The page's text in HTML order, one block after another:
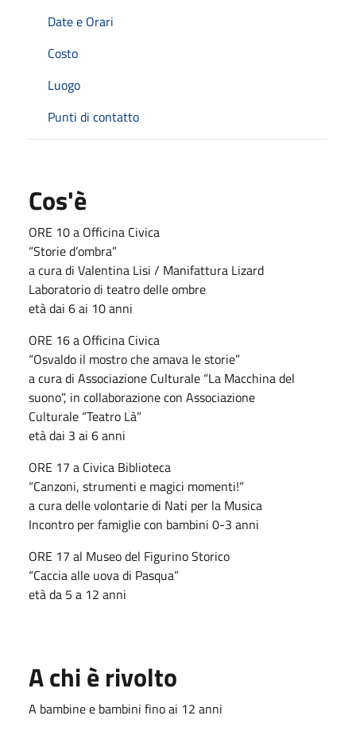
Date e Orari
Costo
Luogo
Punti di contatto
Cos'è
ORE 10 a Officina Civica
“Storie d’ombra”
a cura di Valentina Lisi / Manifattura Lizard
Laboratorio di teatro delle ombre
età dai 6 ai 10 anni
ORE 16 a Officina Civica
“Osvaldo il mostro che amava le storie”
a cura di Associazione Culturale “La Macchina del
suono”, in collaborazione con Associazione
Culturale “Teatro Là”
età dai 3 ai 6 anni
ORE 17 a Civica Biblioteca
“Canzoni, strumenti e magici momenti!”
a cura delle volontarie di Nati per la Musica
Incontro per famiglie con bambini 0-3 anni
ORE 17 al Museo del Figurino Storico
“Caccia alle uova di Pasqua”
età da 5 a 12 anni
A chi è rivolto
A bambine e bambini fino ai 12 anni